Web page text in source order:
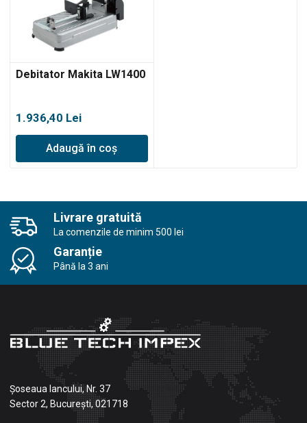
Debitator Makita LW1400
1.936,40 Lei
Adaugă în coș
Livrare gratuită
La comenzile de minim 500 lei
Garanție
Până la 3 ani
Șoseaua Iancului, Nr. 37
Sector 2, București, 021718